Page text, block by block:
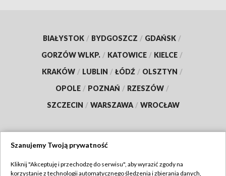
BIAŁYSTOK / BYDGOSZCZ / GDAŃSK /
GORZÓW WLKP. / KATOWICE / KIELCE /
KRAKÓW / LUBLIN / ŁÓDŹ / OLSZTYN /
OPOLE / POZNAŃ / RZESZÓW /
SZCZECIN / WARSZAWA / WROCŁAW
Szanujemy Twoją prywatność
Kliknij "Akceptuję i przechodzę do serwisu", aby wyrazić zgody na
korzystanie z technologii automatycznego śledzenia i zbierania danych,